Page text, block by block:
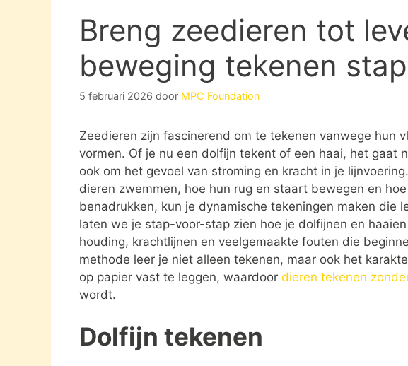
Breng zeedieren tot
beweging tekenen
5 februari 2026 door MPC Foundation
Zeedieren zijn fascinerend om te tekenen vanwege hun
vormen. Of je nu een dolfijn tekent of een haai, het gaat
ook om het gevoel van stroming en kracht in je
dieren zwemmen, hoe hun rug en staart bewegen en
benadrukken, kun je dynamische tekeningen maken die
laten we je stap-voor-stap zien hoe je dolfijnen en
houding, krachtlijnen en veelgemaakte fouten die
methode leer je niet alleen tekenen, maar ook het
op papier vast te leggen, waardoor dieren tekenen
wordt.
Dolfijn tekenen